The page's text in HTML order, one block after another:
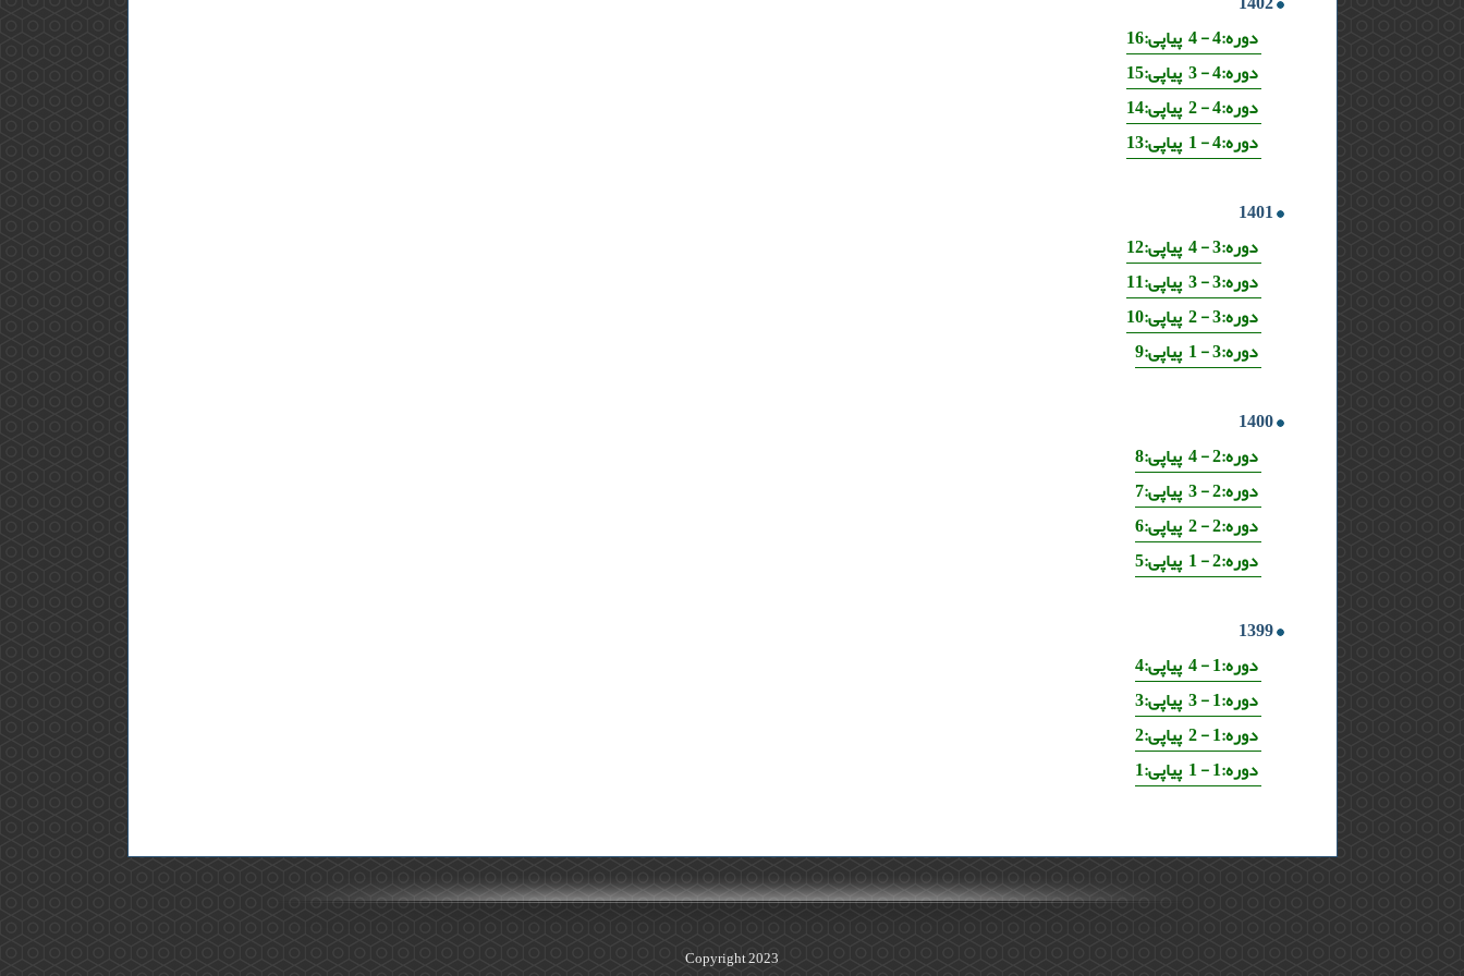
دوره:4 - 4 پیاپی:16
دوره:4 - 3 پیاپی:15
دوره:4 - 2 پیاپی:14
دوره:4 - 1 پیاپی:13
1401
دوره:3 - 4 پیاپی:12
دوره:3 - 3 پیاپی:11
دوره:3 - 2 پیاپی:10
دوره:3 - 1 پیاپی:9
1400
دوره:2 - 4 پیاپی:8
دوره:2 - 3 پیاپی:7
دوره:2 - 2 پیاپی:6
دوره:2 - 1 پیاپی:5
1399
دوره:1 - 4 پیاپی:4
دوره:1 - 3 پیاپی:3
دوره:1 - 2 پیاپی:2
دوره:1 - 1 پیاپی:1
Copyright 2023